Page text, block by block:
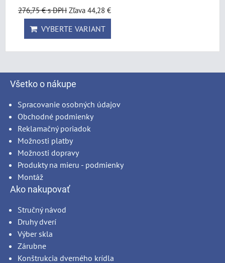
276,75 €s DPH Zľava 44,28 €
VYBERTE VARIANT
Všetko o nákupe
Spracovanie osobných údajov
Obchodné podmienky
Reklamačný poriadok
Možnosti platby
Možnosti dopravy
Produkty na mieru - podmienky
Montáž
Ako nakupovať
Stručný návod
Druhy dverí
Výber skla
Zárubne
Konštrukcia dverného krídla